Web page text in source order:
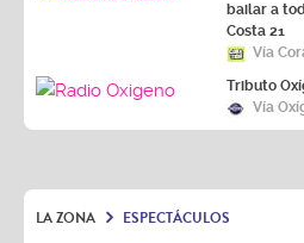
bailar a
Costa 21
Vía
Tributo
Vía
LA ZONA ESPECTÁCULOS